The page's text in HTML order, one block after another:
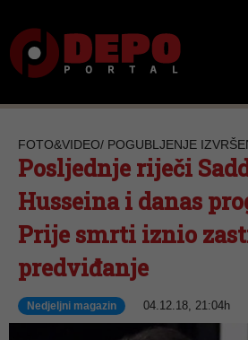
FOTO&VIDEO/ POGUBLJENJE
Posljednje riječi
Husseina i danas
Prije smrti iznio
predviđanje
Nedjeljni magazin 04.12.18, 21:04h